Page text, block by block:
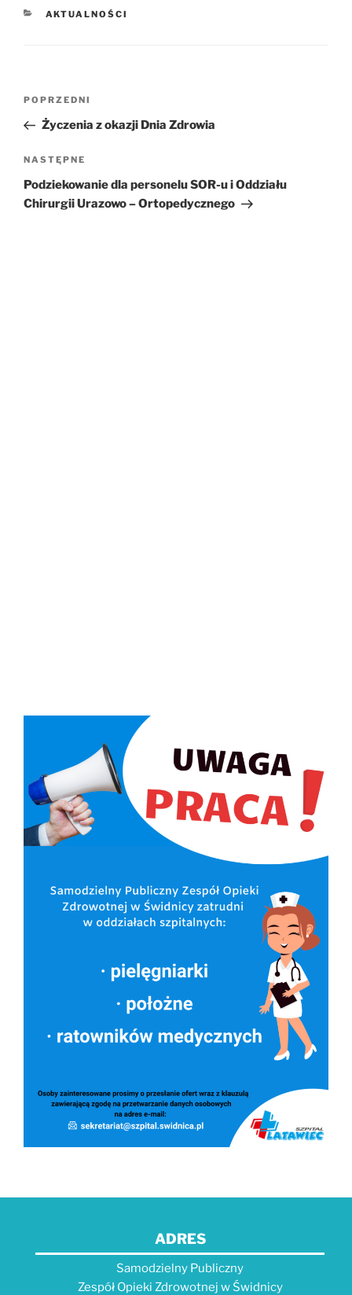
KATEGORIE
AKTUALNOŚCI
wpisu
Poprzedni
wpis
POPRZEDNI
Życzenia z okazji Dnia Zdrowia
Następny
wpis
NASTĘPNE
Podziekowanie dla personelu SOR-u i Oddziału
Chirurgii Urazowo – Ortopedycznego
ADRES
Samodzielny Publiczny
Zespół Opieki Zdrowotnej w Świdnicy